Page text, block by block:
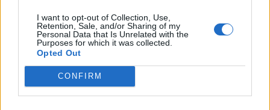
I want to opt-out of Collection, Use,
Retention, Sale, and/or Sharing of my
Personal Data that Is Unrelated with the
Purposes for which it was collected.
Opted Out
CONFIRM
Én még nem tudok ezekről a
borzalmakról írni, meg kell
érjen, meg kell szülessen a
dolgok értése. A háború
naponta felmerül nálunk,